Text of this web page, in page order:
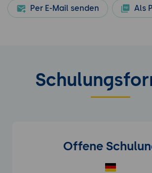
Per E-Mail senden Als
Offene